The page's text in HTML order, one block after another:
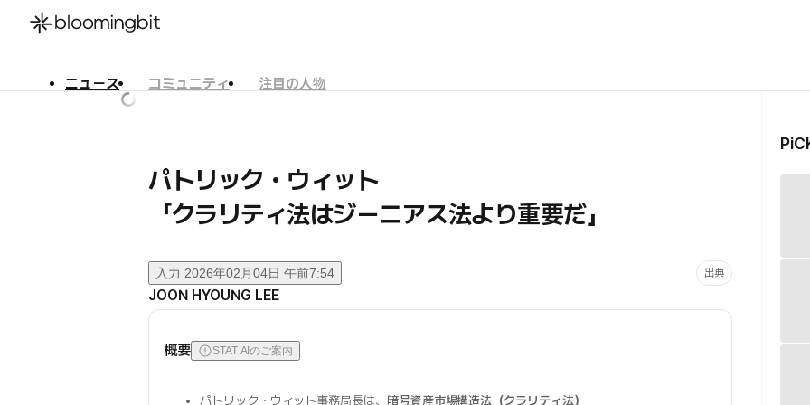
ニュース コミュニティ
注目の人物
パトリック・ウィット
「クラリティ法はジーニアス法より重要だ」
入力 2026年02月04日 午前7:54 出典
JOON HYOUNG LEE
概要 STAT AIのご案内
パトリック・ウィット事務局長は、 暗号資産市場構造法（クラリティ法）